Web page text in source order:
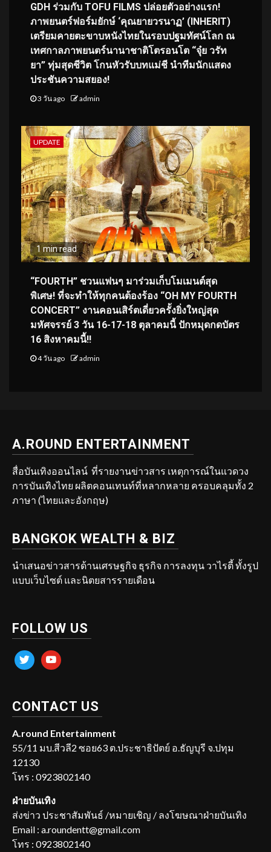
GDH ร่วมกับ TOFU FILMS ปล่อยตัวอย่างแรก!
ภาพยนตร์ฟอร์มยักษ์ ‘คุณยายวรนาฏ’ (INHERIT)
เตรียมคายตะขาบหนังไทยในรอบปฐมทัศน์โลก ณ
เทศกาลภาพยนตร์นานาชาติโตรอนโต “จุ๋ย วรัท
ยา” ทุ่มสุดชีวิต โกนหัวรับบทแม่ชี นำทีมนักแสดง
ประชันความสยอง!
3 วัน ago admin
UPDATE
1 min read
“FOURTH” ชวนแฟนๆ มาร่วมเก็บโมเมนต์สุด
พิเศษ! ที่จะทำให้ทุกคนต้องร้อง “OH MY FOURTH
CONCERT” งานคอนเสิร์ตเดี่ยวครั้งยิ่งใหญ่สุด
มหัศจรรย์ 3 วัน 16-17-18 ตุลาคมนี้ ปักหมุดกดบัตร
16 สิงหาคมนี้!!
4 วัน ago admin
A.ROUND ENTERTAINMENT
สื่อบันเทิงออนไลน์ ที่รายงานข่าวสาร เหตุการณ์ในแวดวง
การบันเทิงไทย ผลิตคอนเทนท์ที่หลากหลาย ครอบคลุมทั้ง 2
ภาษา (ไทยและอังกฤษ)
BANGKOK WEALTH & BIZ
นำเสนอข่าวสารด้านเศรษฐกิจ ธุรกิจ การลงทุน วาไรตี้ ทั้งรูป
แบบเว็บไซต์ และนิตยสารรายเดือน
FOLLOW US
twitter youtube
CONTACT US
A.round Entertainment
55/11 มบ.สีวลี2 ซอย63 ต.ประชาธิปัตย์ อ.ธัญบุรี จ.ปทุม
12130
โทร : 0923802140
ฝ่ายบันเทิง
ส่งข่าว ประชาสัมพันธ์ /หมายเชิญ / ลงโฆษณาฝ่ายบันเทิง
Email : a.roundentt@gmail.com
โทร : 0923802140